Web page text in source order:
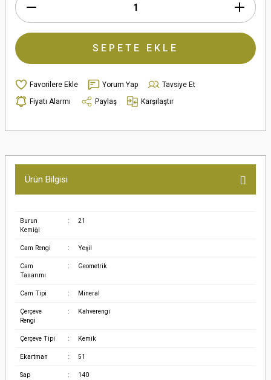
SEPETE EKLE
Yorum Yap
Tavsiye Et
Fiyatı Alarmı
Paylaş Karşılaştır
Ürün Bilgisi
Burun
Kemiği
: 21
Cam Rengi : Yeşil
Cam
Tasarımı
: Geometrik
Cam Tipi : Mineral
Çerçeve
Rengi
: Kahverengi
Çerçeve Tipi : Kemik
Ekartman : 51
Sap
: 140